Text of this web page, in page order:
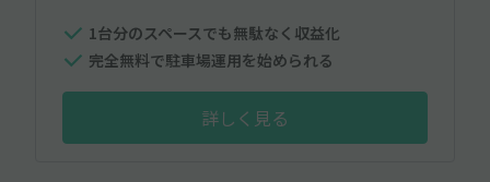
1台分のスペースでも無駄なく収益化
完全無料で駐車場運用を始められる
詳しく見る